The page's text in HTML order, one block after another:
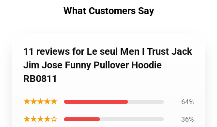
What Customers Say
11 reviews for Le seul Men I Trust Jack
Jim Jose Funny Pullover Hoodie
RB0811
★★★★★ 64%
★★★★☆ 36%